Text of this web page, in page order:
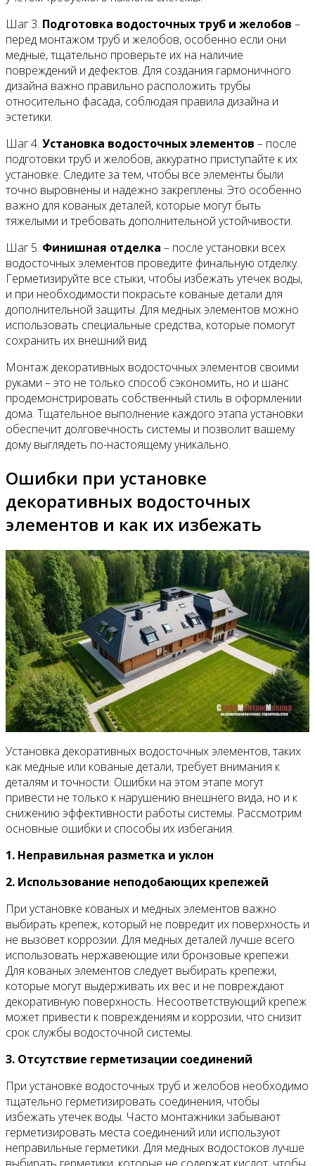
Шаг 3. Подготовка водосточных труб и желобов –
перед монтажом труб и желобов, особенно если они
медные, тщательно проверьте их на наличие
повреждений и дефектов. Для создания гармоничного
дизайна важно правильно расположить трубы
относительно фасада, соблюдая правила дизайна и
эстетики.
Шаг 4. Установка водосточных элементов – после
подготовки труб и желобов, аккуратно приступайте к их
установке. Следите за тем, чтобы все элементы были
точно выровнены и надежно закреплены. Это особенно
важно для кованых деталей, которые могут быть
тяжелыми и требовать дополнительной устойчивости.
Шаг 5. Финишная отделка – после установки всех
водосточных элементов проведите финальную отделку.
Герметизируйте все стыки, чтобы избежать утечек воды,
и при необходимости покрасьте кованые детали для
дополнительной защиты. Для медных элементов можно
использовать специальные средства, которые помогут
сохранить их внешний вид.
Монтаж декоративных водосточных элементов своими
руками – это не только способ сэкономить, но и шанс
продемонстрировать собственный стиль в оформлении
дома. Тщательное выполнение каждого этапа установки
обеспечит долговечность системы и позволит вашему
дому выглядеть по-настоящему уникально.
Ошибки при установке
декоративных водосточных
элементов и как их избежать
Установка декоративных водосточных элементов, таких
как медные или кованые детали, требует внимания к
деталям и точности. Ошибки на этом этапе могут
привести не только к нарушению внешнего вида, но и к
снижению эффективности работы системы. Рассмотрим
основные ошибки и способы их избегания.
1. Неправильная разметка и уклон
2. Использование неподобающих крепежей
При установке кованых и медных элементов важно
выбирать крепеж, который не повредит их поверхность и
не вызовет коррозии. Для медных деталей лучше всего
использовать нержавеющие или бронзовые крепежи.
Для кованых элементов следует выбирать крепежи,
которые могут выдерживать их вес и не повреждают
декоративную поверхность. Несоответствующий крепеж
может привести к повреждениям и коррозии, что снизит
срок службы водосточной системы.
3. Отсутствие герметизации соединений
При установке водосточных труб и желобов необходимо
тщательно герметизировать соединения, чтобы
избежать утечек воды. Часто монтажники забывают
герметизировать места соединений или используют
неправильные герметики. Для медных водостоков лучше